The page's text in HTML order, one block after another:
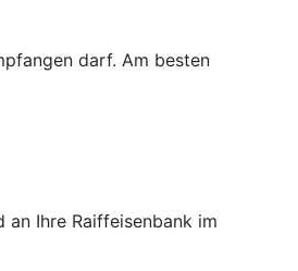
darf. Am besten
an Ihre Raiffeisenbank im